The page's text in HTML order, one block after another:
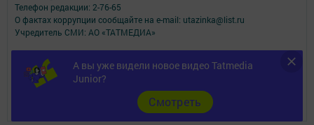
А вы уже видели новое видео Tatmedia
Junior?
Cмотреть
Телефон редакции: 2-76-65
О фактах коррупции сообщайте на e-mail: utazinka@list.ru
Учредитель СМИ: АО «ТАТМЕДИА»
Антикоррупционная политика
АО «ТАТМЕДИА» использует «cookie»для персонализации сервисов и
удобства пользователей сайтом.
Использование «cookie» можно отменить в настройках браузера.
Политика конфиденциальности